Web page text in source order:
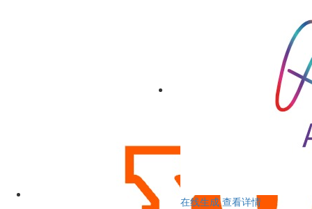
在线生成 查看详情